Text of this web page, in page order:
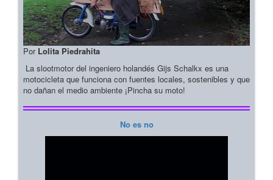
Por Lolita Piedrahita
La slootmotor del ingeniero holandés Gijs Schalkx es una
motocicleta que funciona con fuentes locales, sostenibles y que
no dañan el medio ambiente ¡Pincha su moto!
No es no